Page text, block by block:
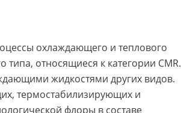
охлаждающего и теплового
типа, относящиеся к категории CMR.
жидкостями других видов.
термостабилизирующих и
флоры в составе